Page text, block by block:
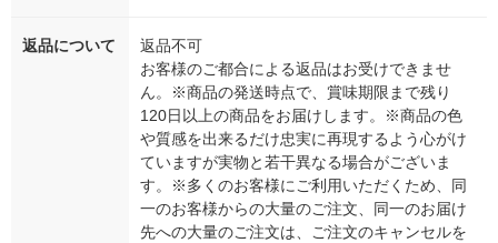
返品について
返品不可
お客様のご都合による返品はお受けできませ
ん。※商品の発送時点で、賞味期限まで残り
120日以上の商品をお届けします。※商品の色
や質感を出来るだけ忠実に再現するよう心がけ
ていますが実物と若干異なる場合がございま
す。※多くのお客様にご利用いただくため、同
一のお客様からの大量のご注文、同一のお届け
先への大量のご注文は、ご注文のキャンセルを